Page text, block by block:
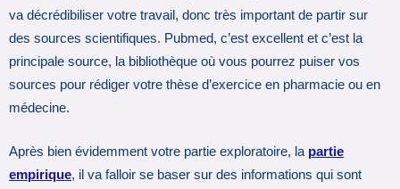
va décrédibiliser votre travail, donc très important de partir sur
des sources scientifiques. Pubmed, c’est excellent et c’est la
principale source, la bibliothèque où vous pourrez puiser vos
sources pour rédiger votre thèse d’exercice en pharmacie ou en
médecine.
Après bien évidemment votre partie exploratoire, la partie
empirique, il va falloir se baser sur des informations qui sont